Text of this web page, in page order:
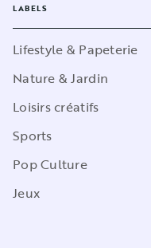
LABELS
Lifestyle & Papeterie
Nature & Jardin
Loisirs créatifs
Sports
Pop Culture
Jeux